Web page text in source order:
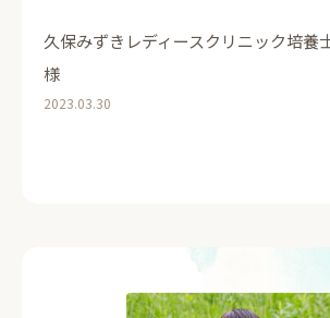
久保みずきレディースクリニック培養
様
2023.03.30